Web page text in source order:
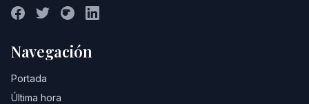
Navegación
Portada
Última hora